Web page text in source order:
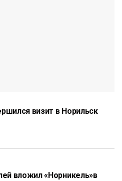
визит в Норильск
вложил «Норникель»в